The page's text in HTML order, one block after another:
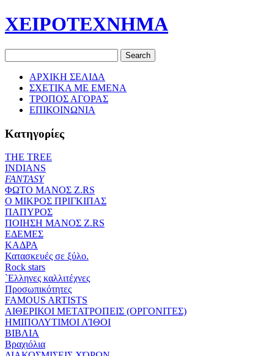
ΧΕΙΡΟΤΕΧΝΗΜΑ
ΑΡΧΙΚΗ ΣΕΛΙΔΑ
ΣΧΕΤΙΚΑ ΜΕ ΕΜΕΝΑ
ΤΡΟΠΟΣ ΑΓΟΡΑΣ
ΕΠΙΚΟΙΝΩΝΙΑ
Κατηγορίες
THE TREE
ΙΝDIANS
FANTASY
ΦΩΤΟ ΜΑΝΟΣ Ζ.RS
O ΜΙΚΡΟΣ ΠΡΙΓΚΙΠΑΣ
ΠΑΠΥΡΟΣ
ΠΟΙΗΣΗ ΜΑΝΟΣ Ζ.RS
ΕΔΕΜΕΣ
ΚΑΔΡΑ
Κατασκευές σε ξύλο.
Rock stars
`Eλληνες καλλιτέχνες
Προσωπικότητες
FAMOUS ARTISTS
ΑΙΘΕΡΙΚΟΙ ΜΕΤΑΤΡΟΠΕΙΣ (ΟΡΓΟΝΙΤΕΣ)
ΗΜΙΠΟΛΥΤΙΜΟΙ ΛΊΘΟΙ
ΒΙΒΛΙΑ
Βραχιόλια